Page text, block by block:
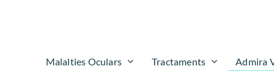
Malalties Oculars Tractaments Admira